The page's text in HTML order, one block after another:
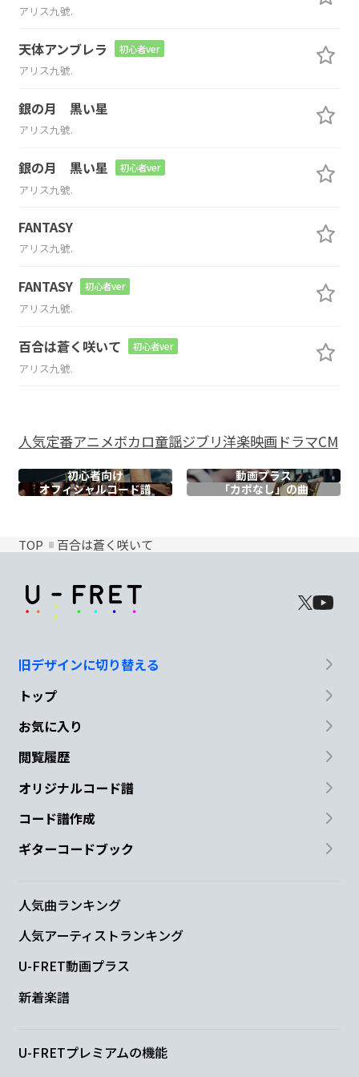
アリス九號.
天体アンブレラ 初心者ver
アリス九號.
銀の月 黒い星
アリス九號.
銀の月 黒い星 初心者ver
アリス九號.
FANTASY
アリス九號.
FANTASY 初心者ver
アリス九號.
百合は蒼く咲いて 初心者ver
アリス九號.
人気定番アニメボカロ童謡ジブリ洋楽映画ドラマCM
初心者向け
動画プラス
オフィシャルコード譜 「カポなし」の曲
TOP 百合は蒼く咲いて
旧デザインに切り替える
トップ
お気に入り
閲覧履歴
オリジナルコード譜
コード譜作成
ギターコードブック
人気曲ランキング
人気アーティストランキング
U-FRET動画プラス
新着楽譜
U-FRETプレミアムの機能